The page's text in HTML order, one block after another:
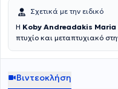
Σχετικά με την ειδικό
Η Koby Andreadakis Maria
πτυχίο και μεταπτυχιακό
της στηρίζεται στην
τους θεραπευόμενους να
Βιντεοκλήση